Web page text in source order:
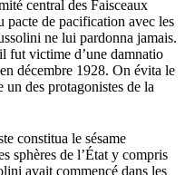
central des Faisceaux
pacte de pacification avec les
ne lui pardonna jamais.
fut victime d’une damnatio
décembre 1928. On évita le
des protagonistes de la
constitua le sésame
sphères de l’État y compris
avait commencé dans les